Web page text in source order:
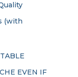
(with
EVEN IF